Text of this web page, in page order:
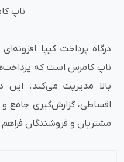
ناپ
درگاه پرداخت کیپا
ناپ کامرس است که
بالا مدیریت می‌کند. این
اقساطی، گزارش‌گیری جامع و
مشتریان و فروشندگان